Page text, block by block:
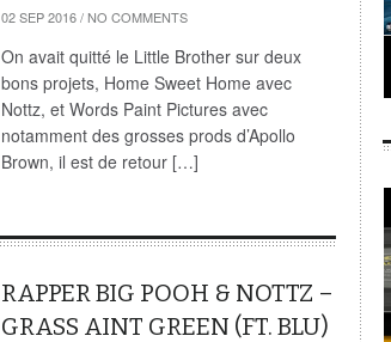
02 SEP 2016/ NO COMMENTS
On avait quitté le Little Brother sur deux
bons projets, Home Sweet Home avec
Nottz, et Words Paint Pictures avec
notamment des grosses prods d’Apollo
Brown, il est de retour […]
RAPPER BIG POOH & NOTTZ –
GRASS AINT GREEN (FT. BLU)